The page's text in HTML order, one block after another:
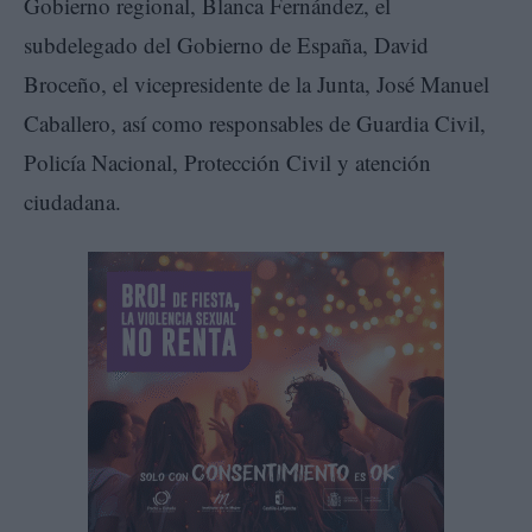
subdelegado del Gobierno de España, David
Broceño, el vicepresidente de la Junta, José Manuel
Caballero, así como responsables de Guardia Civil,
Policía Nacional, Protección Civil y atención
ciudadana.